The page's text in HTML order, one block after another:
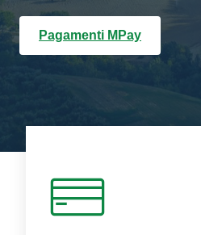
Pagamenti MPay